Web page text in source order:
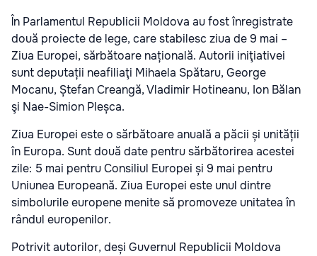
În Parlamentul Republicii Moldova au fost înregistrate
două proiecte de lege, care stabilesc ziua de 9 mai –
Ziua Europei, sărbătoare națională. Autorii iniţiativei
sunt deputații neafiliaţi Mihaela Spătaru, George
Mocanu, Ștefan Creangă, Vladimir Hotineanu, Ion Bălan
şi Nae-Simion Pleșca.
Ziua Europei este o sărbătoare anuală a păcii și unității
în Europa. Sunt două date pentru sărbătorirea acestei
zile: 5 mai pentru Consiliul Europei și 9 mai pentru
Uniunea Europeană. Ziua Europei este unul dintre
simbolurile europene menite să promoveze unitatea în
rândul europenilor.
Potrivit autorilor, deși Guvernul Republicii Moldova